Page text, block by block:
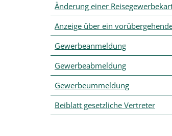
Änderung einer
Anzeige über ein
Gewerbeanmeldung
Gewerbeabmeldung
Gewerbeummeldung
Beiblatt gesetzliche Vertreter